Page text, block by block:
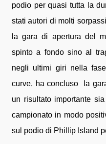
podio per quasi tutta la
stati autori di molti
la gara di apertura del
spinto a fondo sino al
negli ultimi giri nella
curve, ha concluso la
un risultato importante
campionato in modo
sul podio di Phillip Island